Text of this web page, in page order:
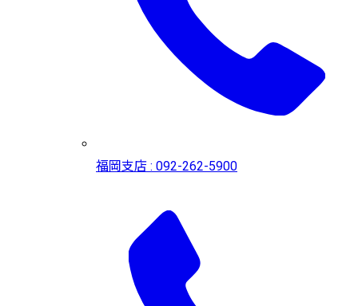
福岡支店 : 092-262-5900